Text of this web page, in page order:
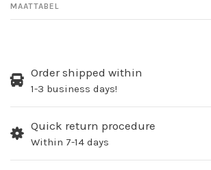
MAATTABEL
Order shipped within
1-3 business days!
Quick return procedure
Within 7-14 days